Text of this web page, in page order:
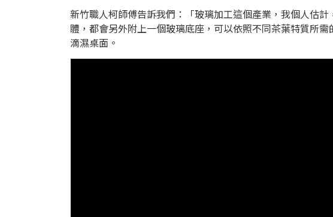
新竹職人柯師傅告訴我們：「玻璃加工這個產業，我個人估
體，都會另外附上一個玻璃底座，可以依照不同茶葉特質所
滴濕桌面。